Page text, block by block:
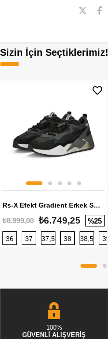
Sizin İçin Seçtiklerimiz!
Rs-X Efekt Gradient Erkek Sneaker
₺8.999,00 ₺6.749,25 %25
36 37 37,5 38 38,5 39
100%
GÜVENLİ ALIŞVERİŞ